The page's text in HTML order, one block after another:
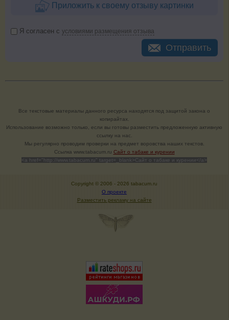
Приложить к своему отзыву картинки
Я согласен с условиями размещения отзыва
Отправить
Все текстовые материалы данного ресурса находятся под защитой закона о
копирайтах.
Использование возможно только, если вы готовы разместить предложенную активную
ссылку на нас.
Мы регулярно проводим проверки на предмет воровства наших текстов.
Cсылка www.tabacum.ru Сайт о табаке и курении
<a href="http://www.tabacum.ru" target=_blank>Сайт о табаке и курении</a>
Copyright © 2006 - 2026 tabacum.ru
О проекте
Разместить рекламу на сайте